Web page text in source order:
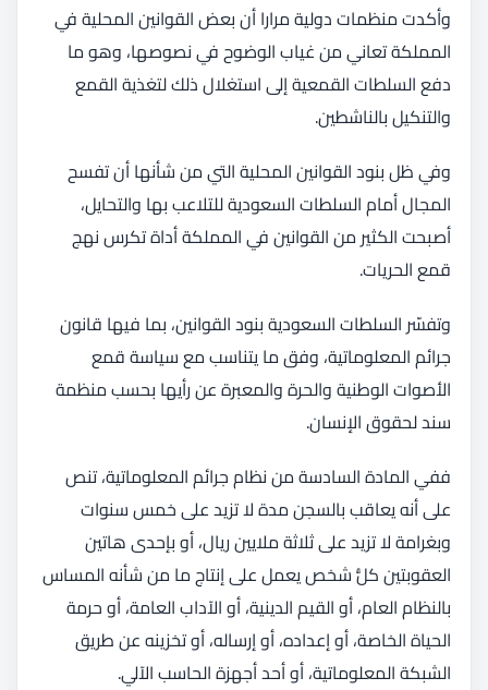
وأكدت منظمات دولية مرارا أن بعض القوانين المحلية في
المملكة تعاني من غياب الوضوح في نصوصها، وهو ما
دفع السلطات القمعية إلى استغلال ذلك لتغذية القمع
والتنكيل بالناشطين.
وفي ظل بنود القوانين المحلية التي من شأنها أن تفسح
المجال أمام السلطات السعودية للتلاعب بها والتحايل،
أصبحت الكثير من القوانين في المملكة أداة تكرس نهج
قمع الحريات.
وتفسّر السلطات السعودية بنود القوانين، بما فيها قانون
جرائم المعلوماتية، وفق ما يتناسب مع سياسة قمع
الأصوات الوطنية والحرة والمعبرة عن رأيها بحسب منظمة
سند لحقوق الإنسان.
ففي المادة السادسة من نظام جرائم المعلوماتية، تنص
على أنه يعاقب بالسجن مدة لا تزيد على خمس سنوات
وبغرامة لا تزيد على ثلاثة ملايين ريال، أو بإحدى هاتين
العقوبتين كلُّ شخص يعمل على إنتاج ما من شأنه المساس
بالنظام العام، أو القيم الدينية، أو الآداب العامة، أو حرمة
الحياة الخاصة، أو إعداده، أو إرساله، أو تخزينه عن طريق
الشبكة المعلوماتية، أو أحد أجهزة الحاسب الآلي.